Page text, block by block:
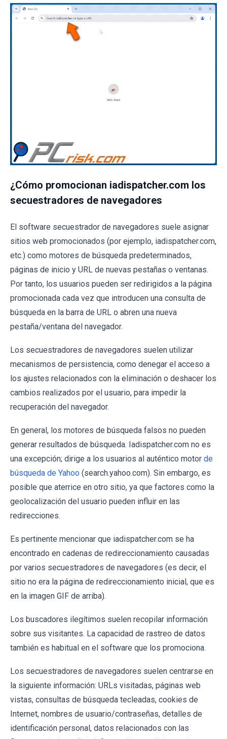
¿Cómo promocionan iadispatcher.com los
secuestradores de navegadores
El software secuestrador de navegadores suele asignar
sitios web promocionados (por ejemplo, iadispatcher.com,
etc.) como motores de búsqueda predeterminados,
páginas de inicio y URL de nuevas pestañas o ventanas.
Por tanto, los usuarios pueden ser redirigidos a la página
promocionada cada vez que introducen una consulta de
búsqueda en la barra de URL o abren una nueva
pestaña/ventana del navegador.
Los secuestradores de navegadores suelen utilizar
mecanismos de persistencia, como denegar el acceso a
los ajustes relacionados con la eliminación o deshacer los
cambios realizados por el usuario, para impedir la
recuperación del navegador.
En general, los motores de búsqueda falsos no pueden
generar resultados de búsqueda. Iadispatcher.com no es
una excepción; dirige a los usuarios al auténtico motor de
búsqueda de Yahoo (search.yahoo.com). Sin embargo, es
posible que aterrice en otro sitio, ya que factores como la
geolocalización del usuario pueden influir en las
redirecciones.
Es pertinente mencionar que iadispatcher.com se ha
encontrado en cadenas de redireccionamiento causadas
por varios secuestradores de navegadores (es decir, el
sitio no era la página de redireccionamiento inicial, que es
en la imagen GIF de arriba).
Los buscadores ilegítimos suelen recopilar información
sobre sus visitantes. La capacidad de rastreo de datos
también es habitual en el software que los promociona.
Los secuestradores de navegadores suelen centrarse en
la siguiente información: URLs visitadas, páginas web
vistas, consultas de búsqueda tecleadas, cookies de
Internet, nombres de usuario/contraseñas, detalles de
identificación personal, datos relacionados con las